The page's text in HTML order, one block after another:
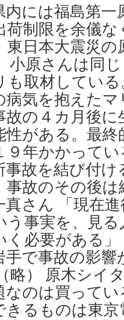
内には福島第
荷制限を余儀
東日本大震災
小原さんは同
も取材してい
病気を抱えた
故の４カ月後
性がある。最
９年かかって
事故を結び付
事故のその後
真さん 「現在
う事実を、見
く必要がある
手で事故の影
略） 原木シイ
なのは買って
きるものは東